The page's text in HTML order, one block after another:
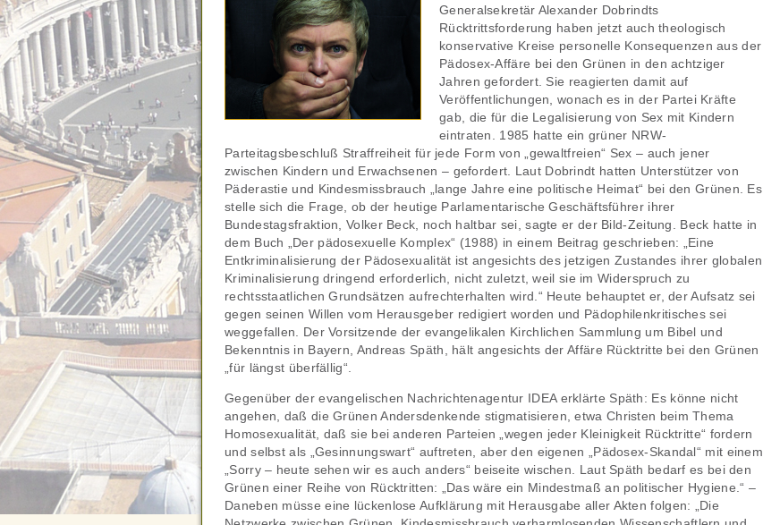
Generalsekretär Alexander Dobrindts
Rücktrittsforderung haben jetzt auch theologisch
konservative Kreise personelle Konsequenzen aus der
Pädosex-Affäre bei den Grünen in den achtziger
Jahren gefordert. Sie reagierten damit auf
Veröffentlichungen, wonach es in der Partei Kräfte
gab, die für die Legalisierung von Sex mit Kindern
eintraten. 1985 hatte ein grüner NRW-
Parteitagsbeschluß Straffreiheit für jede Form von „gewaltfreien“ Sex – auch jener
zwischen Kindern und Erwachsenen – gefordert. Laut Dobrindt hatten Unterstützer von
Päderastie und Kindesmissbrauch „lange Jahre eine politische Heimat“ bei den Grünen. Es
stelle sich die Frage, ob der heutige Parlamentarische Geschäftsführer ihrer
Bundestagsfraktion, Volker Beck, noch haltbar sei, sagte er der Bild-Zeitung. Beck hatte in
dem Buch „Der pädosexuelle Komplex“ (1988) in einem Beitrag geschrieben: „Eine
Entkriminalisierung der Pädosexualität ist angesichts des jetzigen Zustandes ihrer globalen
Kriminalisierung dringend erforderlich, nicht zuletzt, weil sie im Widerspruch zu
rechtsstaatlichen Grundsätzen aufrechterhalten wird.“ Heute behauptet er, der Aufsatz sei
gegen seinen Willen vom Herausgeber redigiert worden und Pädophilenkritisches sei
weggefallen. Der Vorsitzende der evangelikalen Kirchlichen Sammlung um Bibel und
Bekenntnis in Bayern, Andreas Späth, hält angesichts der Affäre Rücktritte bei den Grünen
„für längst überfällig“.
Gegenüber der evangelischen Nachrichtenagentur IDEA erklärte Späth: Es könne nicht
angehen, daß die Grünen Andersdenkende stigmatisieren, etwa Christen beim Thema
Homosexualität, daß sie bei anderen Parteien „wegen jeder Kleinigkeit Rücktritte“ fordern
und selbst als „Gesinnungswart“ auftreten, aber den eigenen „Pädosex-Skandal“ mit einem
„Sorry – heute sehen wir es auch anders“ beiseite wischen. Laut Späth bedarf es bei den
Grünen einer Reihe von Rücktritten: „Das wäre ein Mindestmaß an politischer Hygiene.“ –
Daneben müsse eine lückenlose Aufklärung mit Herausgabe aller Akten folgen: „Die